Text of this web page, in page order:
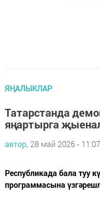
ЯҢАЛЫКЛАР
Татарстанда
яңартырга
автор, 28 май 2026 - 11:07
Республикада бала туу
программасына